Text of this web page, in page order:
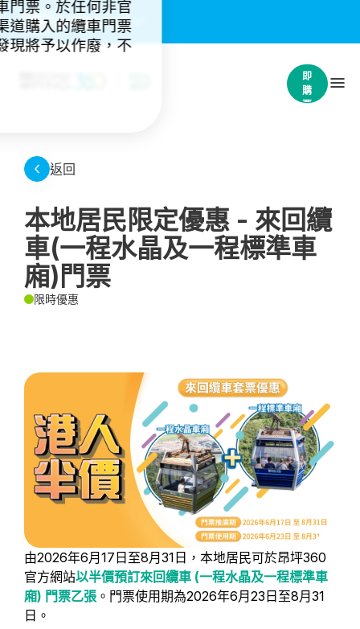
重要通知：(4)
立
即
購
票
門票。於任何非官
道購入的纜車門票
現將予以作廢，不
返回
本地居民限定優惠 - 來回纜
車(一程水晶及一程標準車
廂)門票
限時優惠
由2026年6月17日至8月31日，本地居民可於昂坪360
官方網站以半價預訂來回纜車 (一程水晶及一程標準車
廂) 門票乙張 。門票使用期為2026年6月23日至8月31
日。